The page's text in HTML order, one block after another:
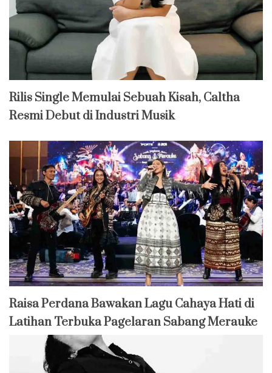
Rilis Single Memulai Sebuah Kisah, Caltha
Resmi Debut di Industri Musik
Raisa Perdana Bawakan Lagu Cahaya Hati di
Latihan Terbuka Pagelaran Sabang Merauke